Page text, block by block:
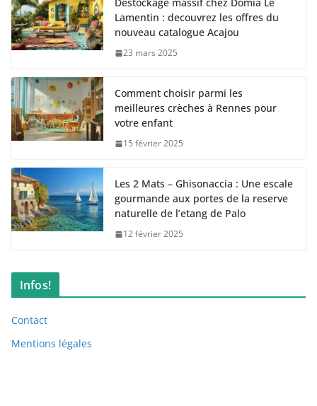
Lamentin : decouvrez les offres du
nouveau catalogue Acajou
23 mars 2025
Comment choisir parmi les
meilleures crèches à Rennes pour
votre enfant
15 février 2025
Les 2 Mats – Ghisonaccia : Une escale
gourmande aux portes de la reserve
naturelle de l’etang de Palo
12 février 2025
Infos!
Contact
Mentions légales